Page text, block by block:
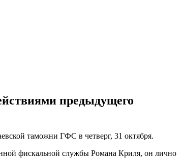
предыдущего
таможни ГФС в четверг, 31 октября.
фискальной службы Романа Криля, он лично